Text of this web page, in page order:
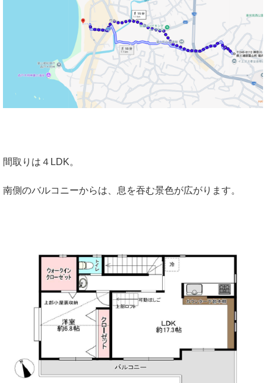
間取りは４LDK。
南側のバルコニーからは、息を吞む景色が広がります。